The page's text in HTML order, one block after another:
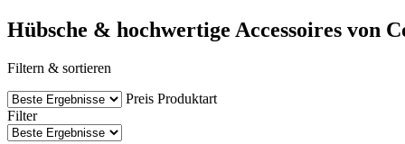
Hübsche & hochwertige Accessoires von
Filtern & sortieren
Preis Produktart
Filter